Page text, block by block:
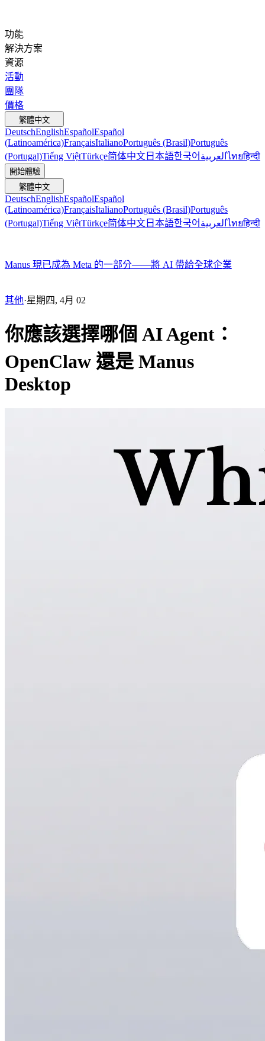
功能
解決方案
資源
活動
團隊
價格
繁體中文
DeutschEnglishEspañolEspañol
(Latinoamérica)FrançaisItalianoPortuguês (Brasil)Português
(Portugal)Tiếng ViệtTürkçe简体中文 日本語한국어 العربيةไทยहिन्दी
開始體驗
繁體中文
DeutschEnglishEspañolEspañol
(Latinoamérica)FrançaisItalianoPortuguês (Brasil)Português
(Portugal)Tiếng ViệtTürkçe简体中文 日本語한국어 العربيةไทยहिन्दी
Manus 現已成為 Meta 的一部分——將 AI 帶給全球企業
其他·星期四, 4月 02
你應該選擇哪個 AI Agent：
OpenClaw 還是 Manus
Desktop